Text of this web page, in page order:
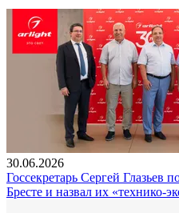
30.06.2026
Госсекретарь Сергей Глазьев
Бресте и назвал их «технико-